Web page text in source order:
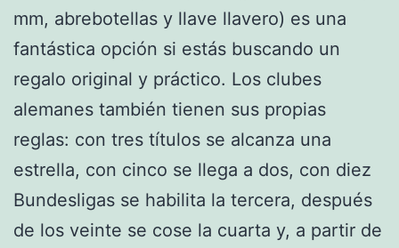
mm, abrebotellas y llave llavero) es una
fantástica opción si estás buscando un
regalo original y práctico. Los clubes
alemanes también tienen sus propias
reglas: con tres títulos se alcanza una
estrella, con cinco se llega a dos, con diez
Bundesligas se habilita la tercera, después
de los veinte se cose la cuarta y, a partir de